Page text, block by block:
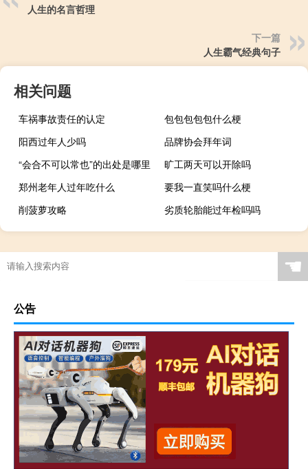
人生的名言哲理
下一篇
人生霸气经典句子
相关问题
车祸事故责任的认定
包包包包包什么梗
阳西过年人少吗
品牌协会拜年词
“会合不可以常也”的出处是哪里
旷工两天可以开除吗
郑州老年人过年吃什么
要我一直笑吗什么梗
削菠萝攻略
劣质轮胎能过年检吗吗
☚
公告